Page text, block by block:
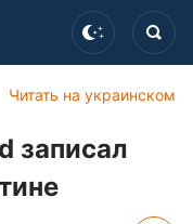
Читать на украинском
записал